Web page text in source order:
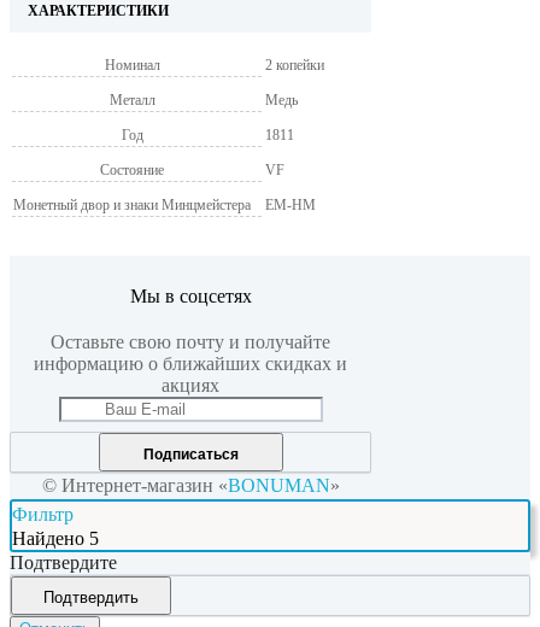
ХАРАКТЕРИСТИКИ
Номинал 2 копейки
Металл Медь
Год 1811
Состояние VF
Монетный двор и знаки Минцмейстера ЕМ-НМ
Мы в соцсетях
Оставьте свою почту и получайте
информацию о ближайших скидках и
акциях
Подписаться
© Интернет-магазин «BONUMAN»
Фильтр
Найдено 5
Подтвердите
Подтвердить